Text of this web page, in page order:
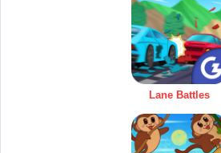
Lane Battles